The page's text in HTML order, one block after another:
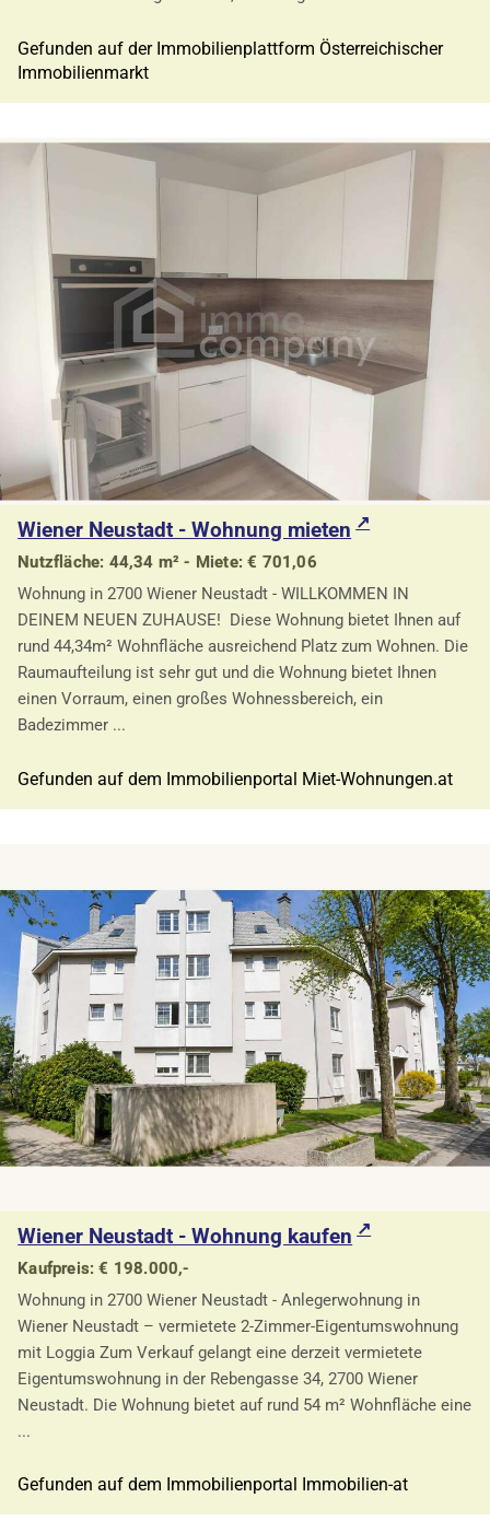
Gefunden auf der Immobilienplattform Österreichischer
Immobilienmarkt
Wiener Neustadt - Wohnung mieten
Nutzfläche: 44,34 m² - Miete: € 701,06
Wohnung in 2700 Wiener Neustadt - WILLKOMMEN IN
DEINEM NEUEN ZUHAUSE! Diese Wohnung bietet Ihnen auf
rund 44,34m² Wohnfläche ausreichend Platz zum Wohnen. Die
Raumaufteilung ist sehr gut und die Wohnung bietet Ihnen
einen Vorraum, einen großes Wohnessbereich, ein
Badezimmer ...
Gefunden auf dem Immobilienportal Miet-Wohnungen.at
Wiener Neustadt - Wohnung kaufen
Kaufpreis: € 198.000,-
Wohnung in 2700 Wiener Neustadt - Anlegerwohnung in
Wiener Neustadt – vermietete 2-Zimmer-Eigentumswohnung
mit Loggia Zum Verkauf gelangt eine derzeit vermietete
Eigentumswohnung in der Rebengasse 34, 2700 Wiener
Neustadt. Die Wohnung bietet auf rund 54 m² Wohnfläche eine
...
Gefunden auf dem Immobilienportal Immobilien-at